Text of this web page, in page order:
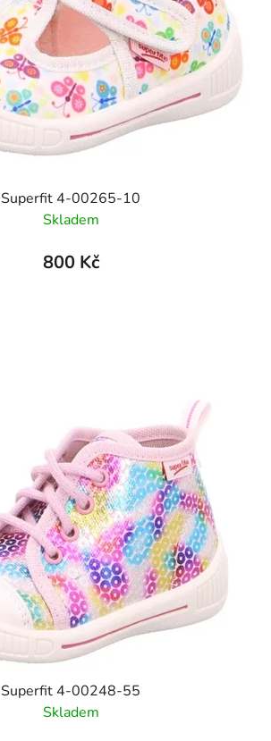
Superfit 4-00265-10
Skladem
800 Kč
Superfit 4-00248-55
Skladem